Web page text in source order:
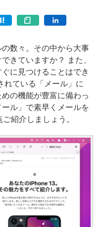
数々。その中から大事
きていますか？ また、
に見つけることはでき
ている「メール」に
の機能が豊富に備わっ
ル」で素早くメールを
紹介しましょう。